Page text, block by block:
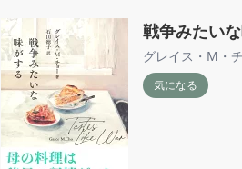
戦争みたい
グレイス・M・
気になる